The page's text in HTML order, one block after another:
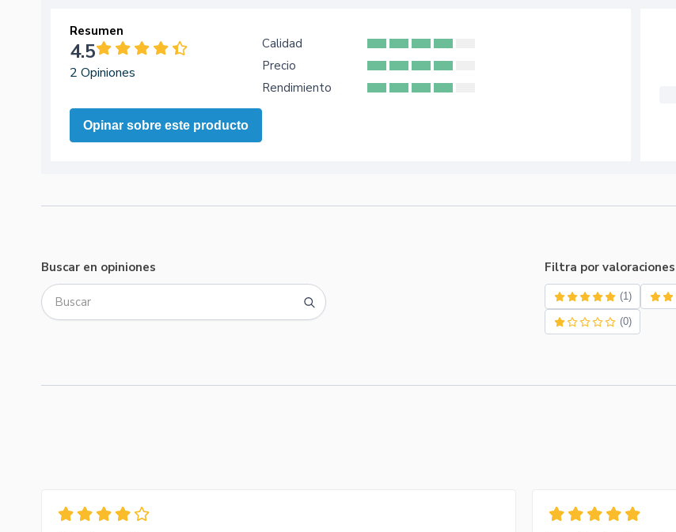
Resumen
4.5
2 Opiniones
Opinar sobre este producto
Calidad
Precio
Rendimiento
Buscar en opiniones Filtra por valoraciones
(1)
(0)